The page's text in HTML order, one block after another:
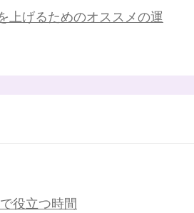
げるためのオススメの運
役立つ時間